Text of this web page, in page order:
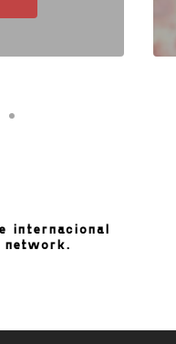
internacional
network.